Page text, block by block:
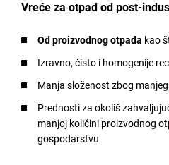
Vreće za otpad od post-
Od proizvodnog otpada kao
Izravno, čisto i homogenije
Manja složenost zbog
Prednosti za okoliš
manjoj količini proizvodnog
gospodarstvu